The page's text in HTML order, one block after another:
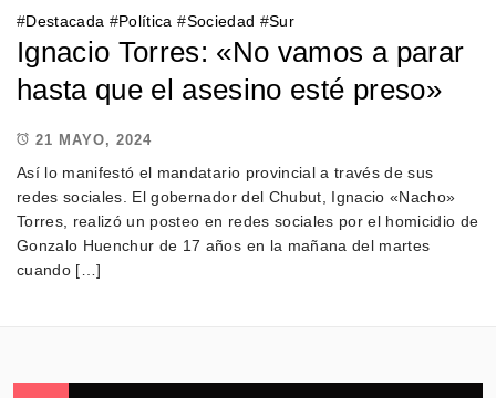
#Destacada #Política #Sociedad #Sur
Ignacio Torres: «No vamos a parar
hasta que el asesino esté preso»
21 MAYO, 2024
Así lo manifestó el mandatario provincial a través de sus
redes sociales. El gobernador del Chubut, Ignacio «Nacho»
Torres, realizó un posteo en redes sociales por el homicidio de
Gonzalo Huenchur de 17 años en la mañana del martes
cuando […]